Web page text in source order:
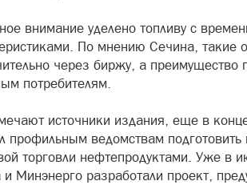
внимание уделено топливу с
По мнению Сечина, такие
через биржу, а преимущество
потребителям.
источники издания, еще в
профильным ведомствам
торговли нефтепродуктами. Уже в
и Минэнерго разработали проект,